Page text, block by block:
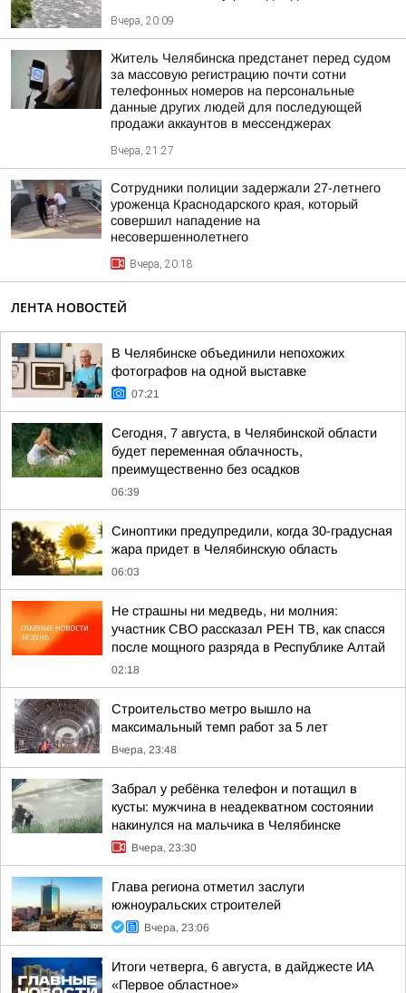
Вчера, 20:09
Житель Челябинска предстанет перед судом
за массовую регистрацию почти сотни
телефонных номеров на персональные
данные других людей для последующей
продажи аккаунтов в мессенджерах
Вчера, 21:27
Сотрудники полиции задержали 27-летнего
уроженца Краснодарского края, который
совершил нападение на
несовершеннолетнего
Вчера, 20:18
ЛЕНТА НОВОСТЕЙ
В Челябинске объединили непохожих
фотографов на одной выставке
07:21
Сегодня, 7 августа, в Челябинской области
будет переменная облачность,
преимущественно без осадков
06:39
Синоптики предупредили, когда 30-градусная
жара придет в Челябинскую область
06:03
Не страшны ни медведь, ни молния:
участник СВО рассказал РЕН ТВ, как спасся
после мощного разряда в Республике Алтай
02:18
Строительство метро вышло на
максимальный темп работ за 5 лет
Вчера, 23:48
Забрал у ребёнка телефон и потащил в
кусты: мужчина в неадекватном состоянии
накинулся на мальчика в Челябинске
Вчера, 23:30
Глава региона отметил заслуги
южноуральских строителей
Вчера, 23:06
Итоги четверга, 6 августа, в дайджесте ИА
«Первое областное»